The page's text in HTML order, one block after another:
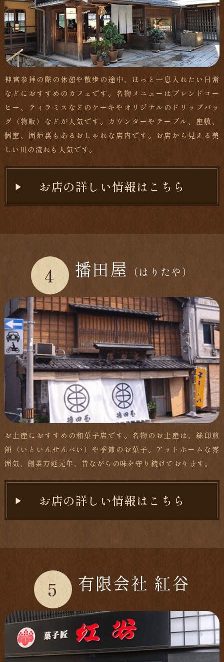
神宮参拝の際の休憩や散歩の途中、ほっと一息入れたい日常
などにおすすめのカフェです。名物メニューはブレンドコー
ヒー、ティラミスなどのケーキやオリジナルのドリップバッ
グ（物販）などが人気です。カウンターやテーブル、座敷、
個室、囲炉裏もあるおしゃれな店内です。お店から見える美
しい川の流れも人気です。
お店の詳しい情報はこちら
4 播田屋 （はりたや）
お土産におすすめの和菓子店です。名物のお土産は、絲印煎
餅（いといんせんべい）や季節のお菓子。アットホームな雰
囲気、創業万延元年、昔ながらの味を守り続けております。
お店の詳しい情報はこちら
5 有限会社 紅谷